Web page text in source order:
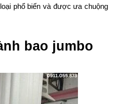
phổ biến và được ưa chuộng
bao jumbo